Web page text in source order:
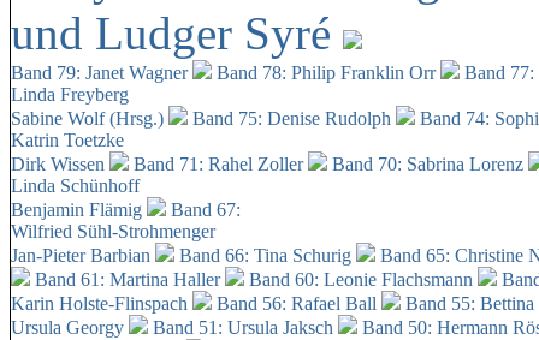
und Ludger Syré
Band 79: Janet Wagner Band 78: Philip Franklin Orr
Band
Linda Freyberg
Sabine Wolf (Hrsg.)
Band 75: Denise Rudolph
Band 74:
Katrin Toetzke
Dirk Wissen
Band 71: Rahel Zoller
Band 70: Sabrina Lorenz
Linda Schünhoff
Benjamin Flämig
Band 67:
Wilfried Sühl-Strohmenger
Jan-Pieter Barbian
Band 66: Tina Schurig
Band 65: Christine
Band 61: Martina Haller
Band 60: Leonie Flachsmann
Karin Holste-Flinspach
Band 56: Rafael Ball
Band 55:
Ursula Georgy
Band 51: Ursula Jaksch Band 50: Hermann